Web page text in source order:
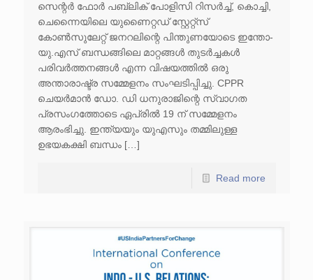
സെന്റർ ഫോർ പബ്ലിക് പോളിസി റിസർച്ച്, കൊച്ചി,
ചെന്നൈയിലെ യുണൈറ്റഡ് സ്റ്റേറ്റ്സ്
കോൺസുലേറ്റ് ജനറലിന്റെ പിന്തുണയോടെ ഇന്തോ-
യു.എസ് ബന്ധങ്ങിലെ മാറ്റങ്ങൾ തുടർച്ചകൾ
പരിവർത്തനങ്ങൾ എന്ന വിഷയത്തിൽ ഒരു
അന്താരാഷ്ട്ര സമ്മേളനം സംഘടിപ്പിച്ചു. CPPR
ചെയർമാൻ ഡോ. ഡി ധനുരാജിന്റെ സ്വാഗത
പ്രസംഗത്തോടെ ഏപ്രിൽ 19 ന് സമ്മേളനം
ആരംഭിച്ചു. ഇന്ത്യയും യുഎസും തമ്മിലുള്ള
ഉഭയകക്ഷി ബന്ധം […]
Read more